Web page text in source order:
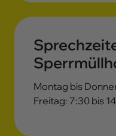
Montag bis
Freitag: 7:30 bis